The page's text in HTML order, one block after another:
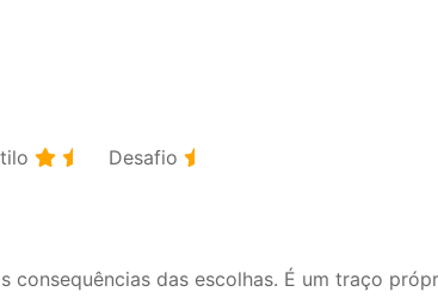
Desafio
das escolhas. É um traço